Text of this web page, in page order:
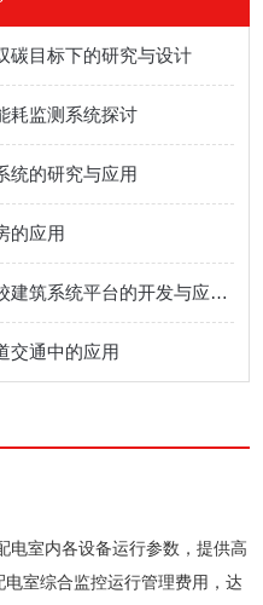
碳目标下的研究与设计
耗监测系统探讨
统的研究与应用
的应用
浅谈云能耗管理系统在某高校建筑系统平台的开发与应用 李明君
交通中的应用
电室内各设备运行参数，提供高
室综合监控运行管理费用，达